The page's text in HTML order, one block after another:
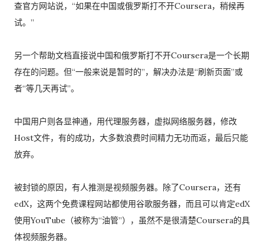
查官方网站说，“如果在中国或俄罗斯打不开Coursera，稍候再
试。”
另一个帮助文档直接说中国和俄罗斯打不开Coursera是一个长期
存在的问题。但“一般来说是暂时的”，解决办法是“刷新页面”或
者“等几天再试”。
中国用户则各显神通，用代理服务器，虚拟网络服务器，修改
Host文件，有的成功，大多数浪费时间精力无功而返，最后只能
放弃。
被封锁的原因，有人推测是视频服务器。除了Coursera，还有
edX，这两个免费课程网站都使用谷歌服务器，而且可以肯定edX
使用YouTube（被称为“油管”），虽然不是很清楚Coursera的具
体视频服务器。